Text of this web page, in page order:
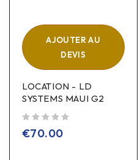
AJOUTER AU
DEVIS
LOCATION - LD
SYSTEMS MAUI G2
€70.00